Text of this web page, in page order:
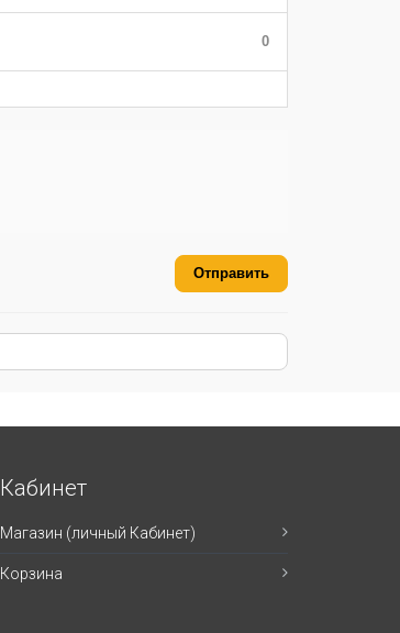
0
Отправить
Кабинет
Магазин (личный Кабинет)
Корзина